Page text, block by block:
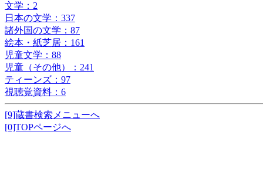
文学：2
日本の文学：337
諸外国の文学：87
絵本・紙芝居：161
児童文学：88
児童（その他）：241
ティーンズ：97
視聴覚資料：6
[9]蔵書検索メニューへ
[0]TOPページへ